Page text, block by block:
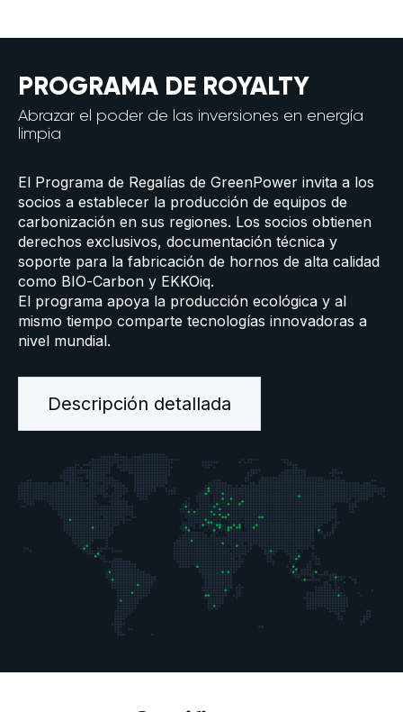
PROGRAMA DE ROYALTY
Abrazar el poder de las inversiones en energía
limpia
El Programa de Regalías de GreenPower invita a los
socios a establecer la producción de equipos de
carbonización en sus regiones. Los socios obtienen
derechos exclusivos, documentación técnica y
soporte para la fabricación de hornos de alta calidad
como BIO-Carbon y EKKOiq.
El programa apoya la producción ecológica y al
mismo tiempo comparte tecnologías innovadoras a
nivel mundial.
Descripción detallada